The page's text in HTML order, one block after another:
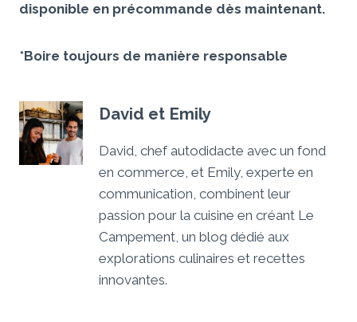
disponible en précommande dès maintenant.
*Boire toujours de manière responsable
David et Emily
David, chef autodidacte avec un fond
en commerce, et Emily, experte en
communication, combinent leur
passion pour la cuisine en créant Le
Campement, un blog dédié aux
explorations culinaires et recettes
innovantes.